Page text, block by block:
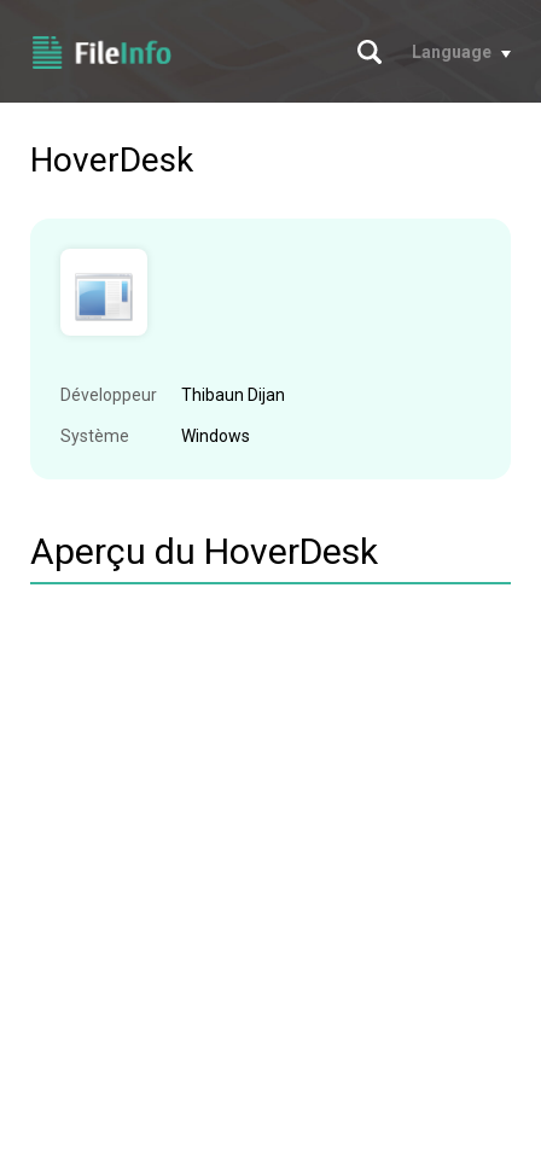
Chercher
Language
HoverDesk
Développeur Thibaun Dijan
Système Windows
Aperçu du HoverDesk